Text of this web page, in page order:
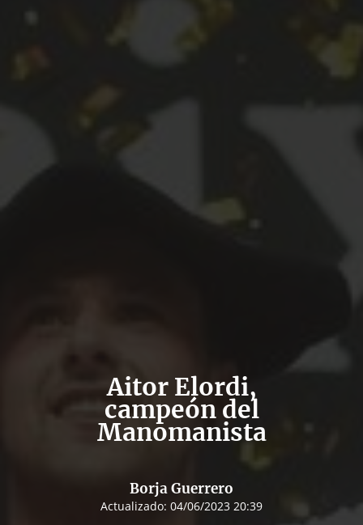
Aitor Elordi,
campeón del
Manomanista
Borja Guerrero
Actualizado: 04/06/2023 20:39